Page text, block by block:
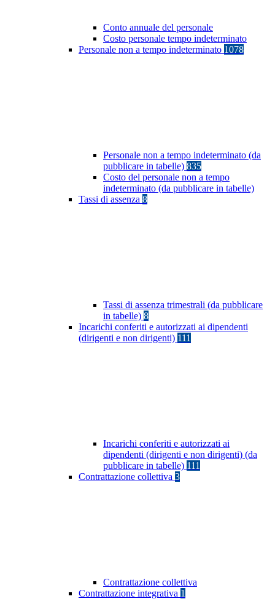
Conto annuale del personale
Costo personale tempo indeterminato
Personale non a tempo indeterminato 1078
Personale non a tempo indeterminato (da
pubblicare in tabelle) 835
Costo del personale non a tempo
indeterminato (da pubblicare in tabelle)
Tassi di assenza 8
Tassi di assenza trimestrali (da pubblicare
in tabelle) 8
Incarichi conferiti e autorizzati ai dipendenti
(dirigenti e non dirigenti) 111
Incarichi conferiti e autorizzati ai
dipendenti (dirigenti e non dirigenti) (da
pubblicare in tabelle) 111
Contrattazione collettiva 3
Contrattazione collettiva
Contrattazione integrativa 1